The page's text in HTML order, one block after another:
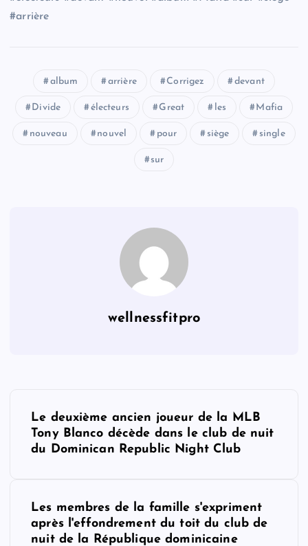
#arrière
album arrière Corrigez devant
Divide électeurs Great les Mafia
nouveau nouvel pour siège single
sur
wellnessfitpro
Le deuxième ancien joueur de la MLB
Tony Blanco décède dans le club de nuit
du Dominican Republic Night Club
Les membres de la famille s'expriment
après l'effondrement du toit du club de
nuit de la République dominicaine